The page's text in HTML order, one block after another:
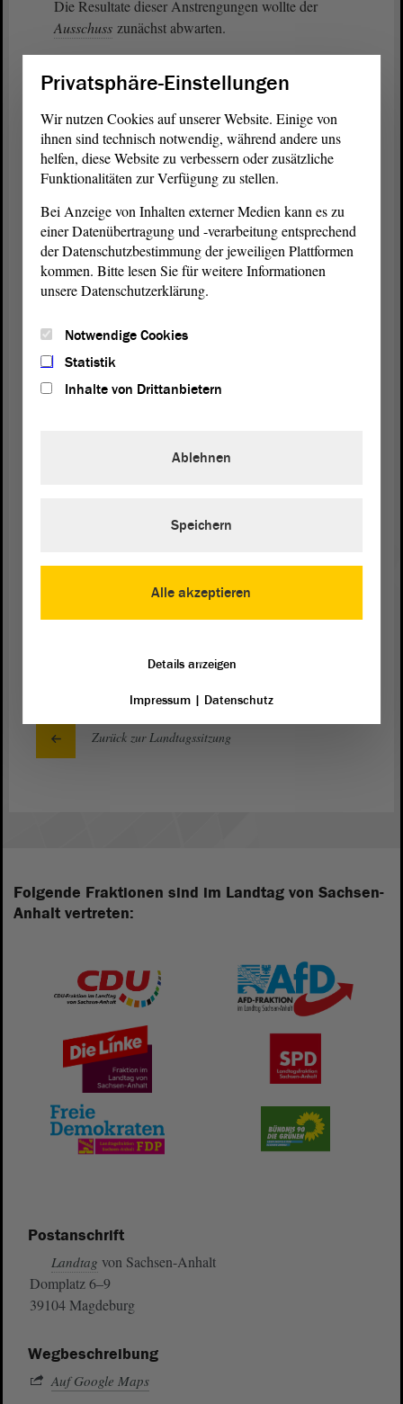
Die Resultate dieser Anstrengungen wollte der
Ausschuss zunächst abwarten.
Drucksachein der 39. Sitzung am 9. Januar 2025
die Erarbeitung einerBeschlussempfehlung.
Grundlage hierfür war ein als Tischvorlage zur
Verfügung gestellter Beschlussvorschlag der
Koalitionsfraktionen. Dieser fand die Mehrheit im
Gegenstand dieses Vorschlags ist eine Änderung
des Antrags hin zu „Kommunale
Entschädigungsverordnung zur Verbesserung der
Ehrenamt“. Darüber hinaus werden die nunmehr
Anhebung der Höchstbeträge für die
Aufwandsentschädigung für ehrenamtliche
Bei der folgenden Abstimmung wurde die Ihnen in
Namen des Ausschusses für Inneres und Sport bitte
ich Sie um Zustimmung zu dieser
Zurück zur Landtagssitzung
Folgende Fraktionen sind im Landtag von Sachsen-
Anhalt vertreten:
Postanschrift
Landtag von Sachsen-Anhalt
Domplatz 6–9
39104 Magdeburg
Wegbeschreibung
Auf Google Maps
Privatsphäre-Einstellungen
Wir nutzen Cookies auf unserer Website. Einige von
ihnen sind technisch notwendig, während andere uns
helfen, diese Website zu verbessern oder zusätzliche
Funktionalitäten zur Verfügung zu stellen.
Bei Anzeige von Inhalten externer Medien kann es zu
einer Datenübertragung und -verarbeitung entsprechend
der Datenschutzbestimmung der jeweiligen Plattformen
kommen. Bitte lesen Sie für weitere Informationen
unsere Datenschutzerklärung.
Notwendige Cookies
Statistik
Inhalte von Drittanbietern
Alle akzeptieren
Ablehnen
Speichern
Details anzeigen
Impressum| Datenschutz